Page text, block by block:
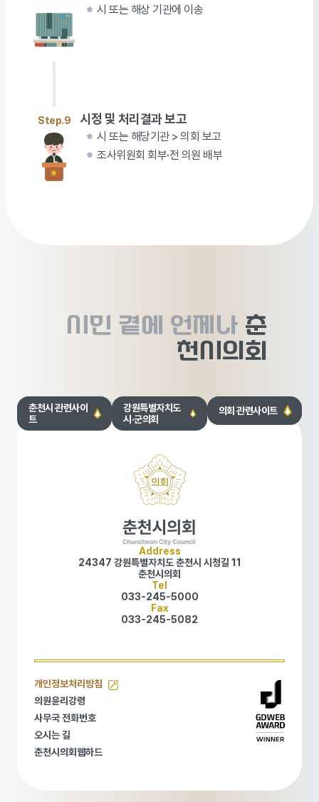
시 또는 해상 기관에 이송
Step.9 시정 및 처리결과 보고
시 또는 해당기관 > 의회 보고
조사위원회 회부·전 의원 배부
시민 곁에 언제나 춘
천시의회
춘천시 관련사이
트
강원특별자치도
시·군의회
의회 관련사이트
Address
24347 강원특별자치도 춘천시 시청길 11
춘천시의회
Tel
033-245-5000
Fax
033-245-5082
개인정보처리방침
의원윤리강령
의원윤리강령
사무국 전화번호
사무국 전화번호
오시는 길
오시는 길
춘천시의회웹하드
춘천시의회웹하드